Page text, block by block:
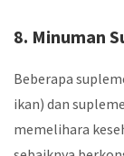
8. Minuman
Beberapa
ikan) dan
memelihara